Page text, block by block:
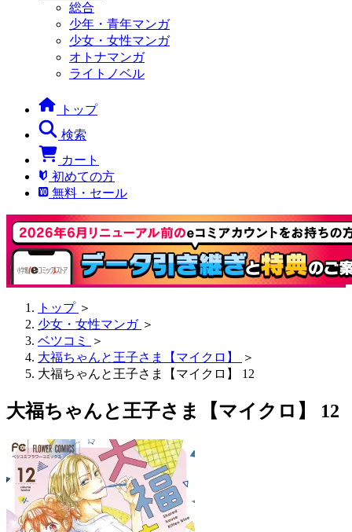
総合
少年・青年マンガ
少女・女性マンガ
オトナマンガ
ライトノベル
トップ
検索
カート
初めての方
無料・セール
トップ ＞
少女・女性マンガ ＞
ベツコミ
＞
大福ちゃんと王子さま【マイクロ】
＞
大福ちゃんと王子さま【マイクロ】 12
大福ちゃんと王子さま【マイクロ】 12